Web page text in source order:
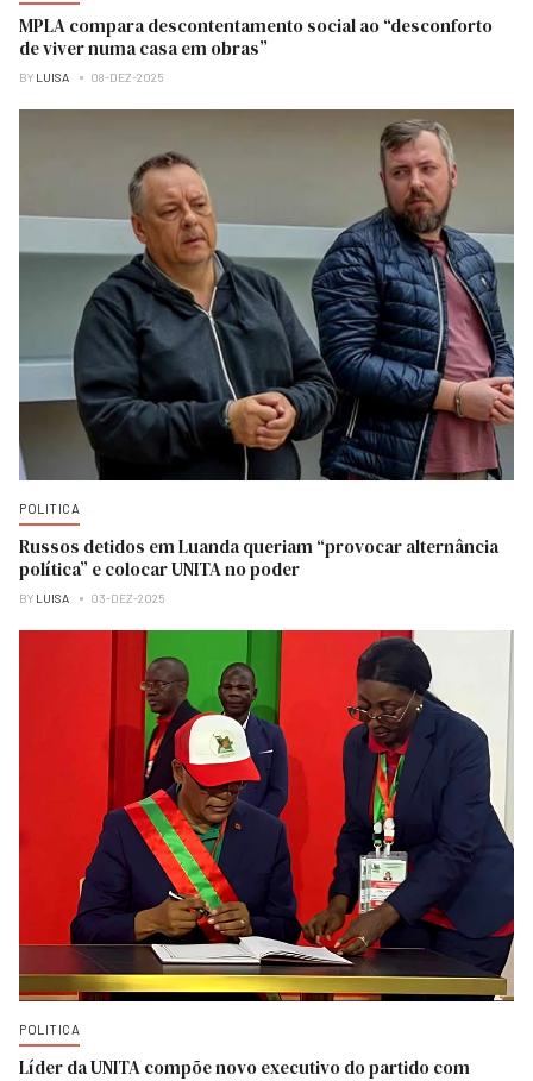
MPLA compara descontentamento social ao “desconforto
de viver numa casa em obras”
BY LUISA 08-DEZ-2025
POLITICA
Russos detidos em Luanda queriam “provocar alternância
política” e colocar UNITA no poder
BY LUISA 03-DEZ-2025
POLITICA
Líder da UNITA compõe novo executivo do partido com